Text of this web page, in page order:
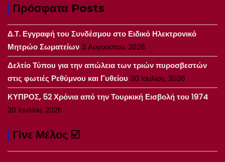
Πρόσφατα Posts
Δ.Τ. Εγγραφή του Συνδέσμου στο Ειδικό Ηλεκτρονικό
Μητρώο Σωματείων3 Αυγούστου, 2026
Δελτίο Τύπου για την απώλεια των τριών πυροσβεστών
στις φωτιές Ρεθύμνου και Γυθείου 30 Ιουλίου, 2026
ΚΥΠΡΟΣ, 52 Χρόνια από την Τουρκική Εισβολή του 1974
20 Ιουλίου, 2026
Γίνε Μέλος ☑️